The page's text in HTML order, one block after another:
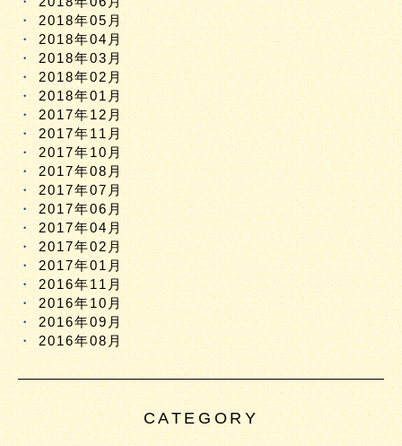
2018年05月
2018年04月
2018年03月
2018年02月
2018年01月
2017年12月
2017年11月
2017年10月
2017年08月
2017年07月
2017年06月
2017年04月
2017年02月
2017年01月
2016年11月
2016年10月
2016年09月
2016年08月
CATEGORY